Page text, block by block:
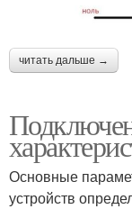
читать дальше →
Основные
устройств